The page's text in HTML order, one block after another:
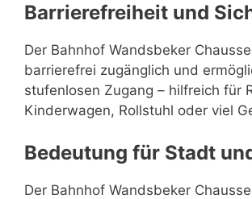
Barrierefreiheit und
Der Bahnhof Wandsbeker
barrierefrei zugänglich und
stufenlosen Zugang – hilfreich für
Kinderwagen, Rollstuhl oder viel
Bedeutung für Stadt
Der Bahnhof Wandsbeker